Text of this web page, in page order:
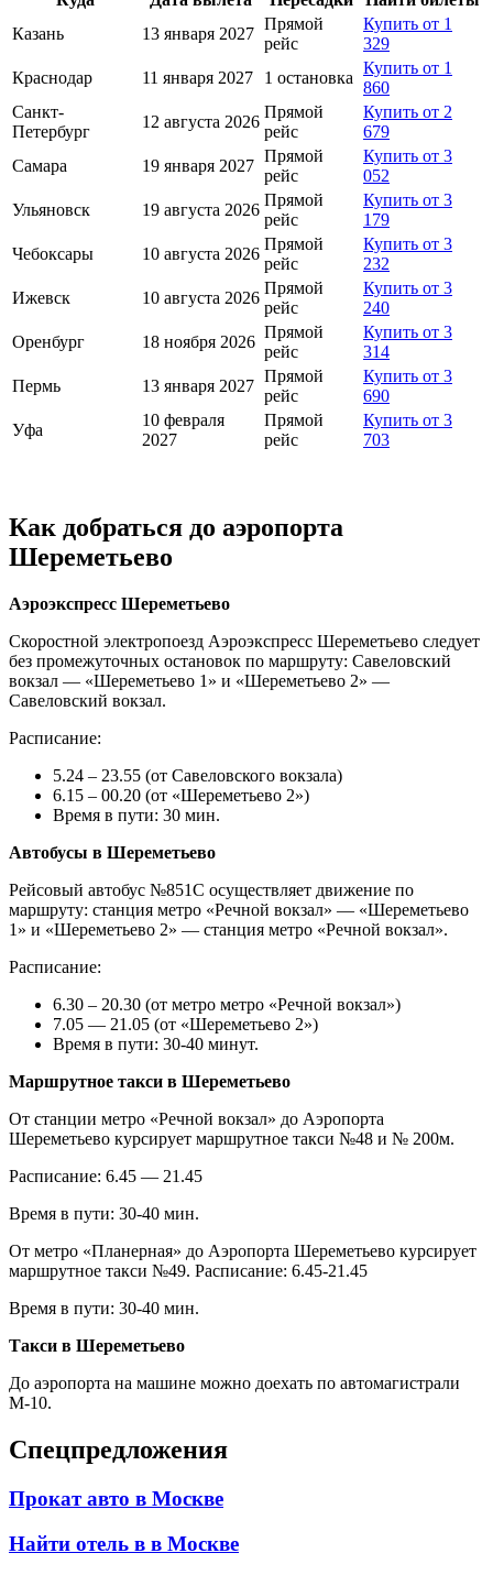
Казань
13 января 2027
Прямой
рейс
Купить от 1
329
Краснодар
11 января 2027 1 остановка
Купить от 1
860
Санкт-
Петербург
12 августа 2026
Прямой
рейс
Купить от 2
679
Самара
19 января 2027
Прямой
рейс
Купить от 3
052
Ульяновск
19 августа 2026
Прямой
рейс
Купить от 3
179
Чебоксары
10 августа 2026
Прямой
рейс
Купить от 3
232
Ижевск
10 августа 2026
Прямой
рейс
Купить от 3
240
Оренбург
18 ноября 2026
Прямой
рейс
Купить от 3
314
Пермь
13 января 2027
Прямой
рейс
Купить от 3
690
Уфа
10 февраля
2027
Прямой
рейс
Купить от 3
703
Как добраться до аэропорта
Шереметьево
Аэроэкспресс Шереметьево
Скоростной электропоезд Аэроэкспресс Шереметьево следует
без промежуточных остановок по маршруту: Савеловский
вокзал — «Шереметьево 1» и «Шереметьево 2» —
Савеловский вокзал.
Расписание:
5.24 – 23.55 (от Савеловского вокзала)
6.15 – 00.20 (от «Шереметьево 2»)
Время в пути: 30 мин.
Автобусы в Шереметьево
Рейсовый автобус №851С осуществляет движение по
маршруту: станция метро «Речной вокзал» — «Шереметьево
1» и «Шереметьево 2» — станция метро «Речной вокзал».
Расписание:
6.30 – 20.30 (от метро метро «Речной вокзал»)
7.05 — 21.05 (от «Шереметьево 2»)
Время в пути: 30-40 минут.
Маршрутное такси в Шереметьево
От станции метро «Речной вокзал» до Аэропорта
Шереметьево курсирует маршрутное такси №48 и № 200м.
Расписание: 6.45 — 21.45
Время в пути: 30-40 мин.
От метро «Планерная» до Аэропорта Шереметьево курсирует
маршрутное такси №49. Расписание: 6.45-21.45
Время в пути: 30-40 мин.
Такси в Шереметьево
До аэропорта на машине можно доехать по автомагистрали
М-10.
Спецпредложения
Прокат авто в Москве
Найти отель в в Москве